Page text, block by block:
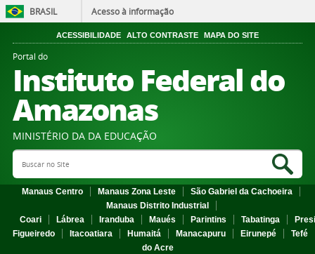
BRASIL Acesso à informação
ACESSIBILIDADE ALTO CONTRASTE MAPA DO SITE
Portal do
Instituto Federal do
Amazonas
MINISTÉRIO DA DA EDUCAÇÃO
Search Site
Manaus Centro Manaus Zona Leste
São Gabriel da Cachoeira
Manaus Distrito Industrial
Coari
Lábrea Iranduba Maués Parintins Tabatinga
Figueiredo
Itacoatiara Humaitá Manacapuru Eirunepé
Tefé
do Acre